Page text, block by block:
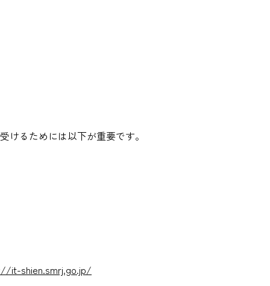
るためには以下が重要です。
it-shien.smrj.go.jp/